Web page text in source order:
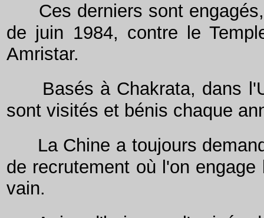
Ces derniers sont
de juin 1984, contre le
Amristar.
Basés à Chakrata, dans
sont visités et bénis chaque
La Chine a toujours
de recrutement où l'on
vain.